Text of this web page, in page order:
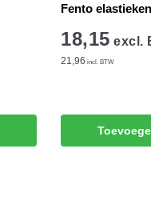
Fento
18,15 excl.
21,96 incl. BTW